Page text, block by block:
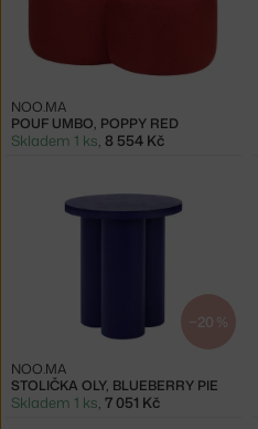
POUF UMBO, POPPY RED
NOO.MA
Skladem 1 ks 8 554 Kč
−20 %
STOLIČKA OLY, BLUEBERRY PIE
NOO.MA
Skladem 1 ks 7 051 Kč